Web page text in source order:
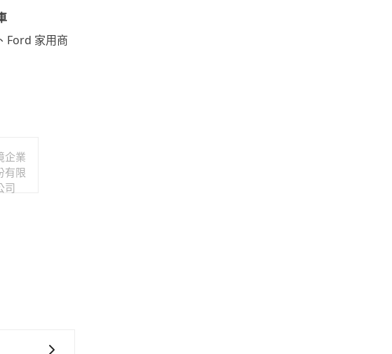
Ford 家用商
企業
有限
司